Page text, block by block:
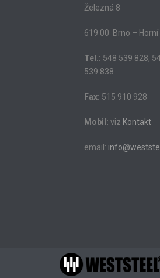
Železná 8
619 00 Brno – Horní
Tel.: 548 539 828,
539 838
Fax: 515 910 928
Mobil: viz Kontakt
email: